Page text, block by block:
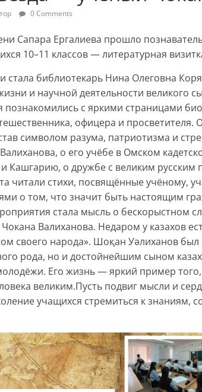
0 Comments
Сапара Ергалиева прошло
10–11 классов — литературная
стала библиотекарь Нина Олеговна
и научной деятельности великого
познакомились с яркими страницами
офицера и просветителя.
символом разума, патриотизма и
о его учёбе в Омском
и Кашгарию, о дружбе с великим
читали стихи, посвящённые учёному,
о том, что значит быть настоящим
стала мысль о бескорыстном
Валиханова. Недаром у казахов
своего народа». Шоқан Уәлиханов
рода, но и достойнейшим сыном
Его жизнь — яркий пример того,
великим.Пусть подвиг мысли и
учащихся стремиться к знаниям,